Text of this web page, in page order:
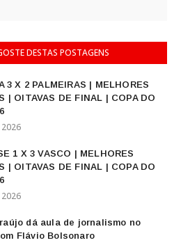
DESTAS POSTAGENS
3 X 2 PALMEIRAS | MELHORES
| OITAVAS DE FINAL | COPA DO
1 X 3 VASCO | MELHORES
| OITAVAS DE FINAL | COPA DO
dá aula de jornalismo no
Flávio Bolsonaro